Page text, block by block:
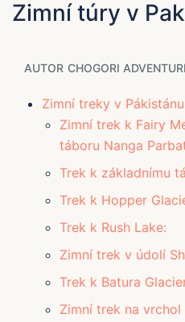
Zimní túry v
AUTOR CHOGORI
Zimní treky v Pákistánu
Zimní trek k Fairy
táboru Nanga
Trek k základnímu
Trek k Hopper
Trek k Rush Lake:
Zimní trek v údolí
Trek k Batura
Zimní trek na vrchol